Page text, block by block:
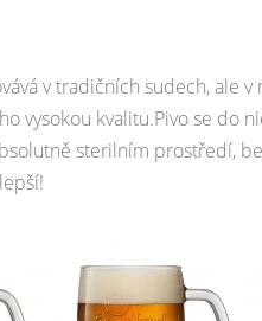
v tradičních sudech, ale v
vysokou kvalitu.Pivo se do
sterilním prostředí,